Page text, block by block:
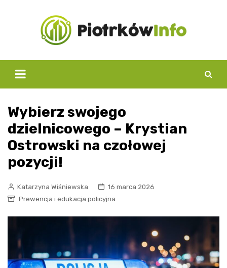
Wybierz swojego
dzielnicowego – Krystian
Ostrowski na czołowej
pozycji!
Katarzyna Wiśniewska
16 marca 2026
Prewencja i edukacja policyjna